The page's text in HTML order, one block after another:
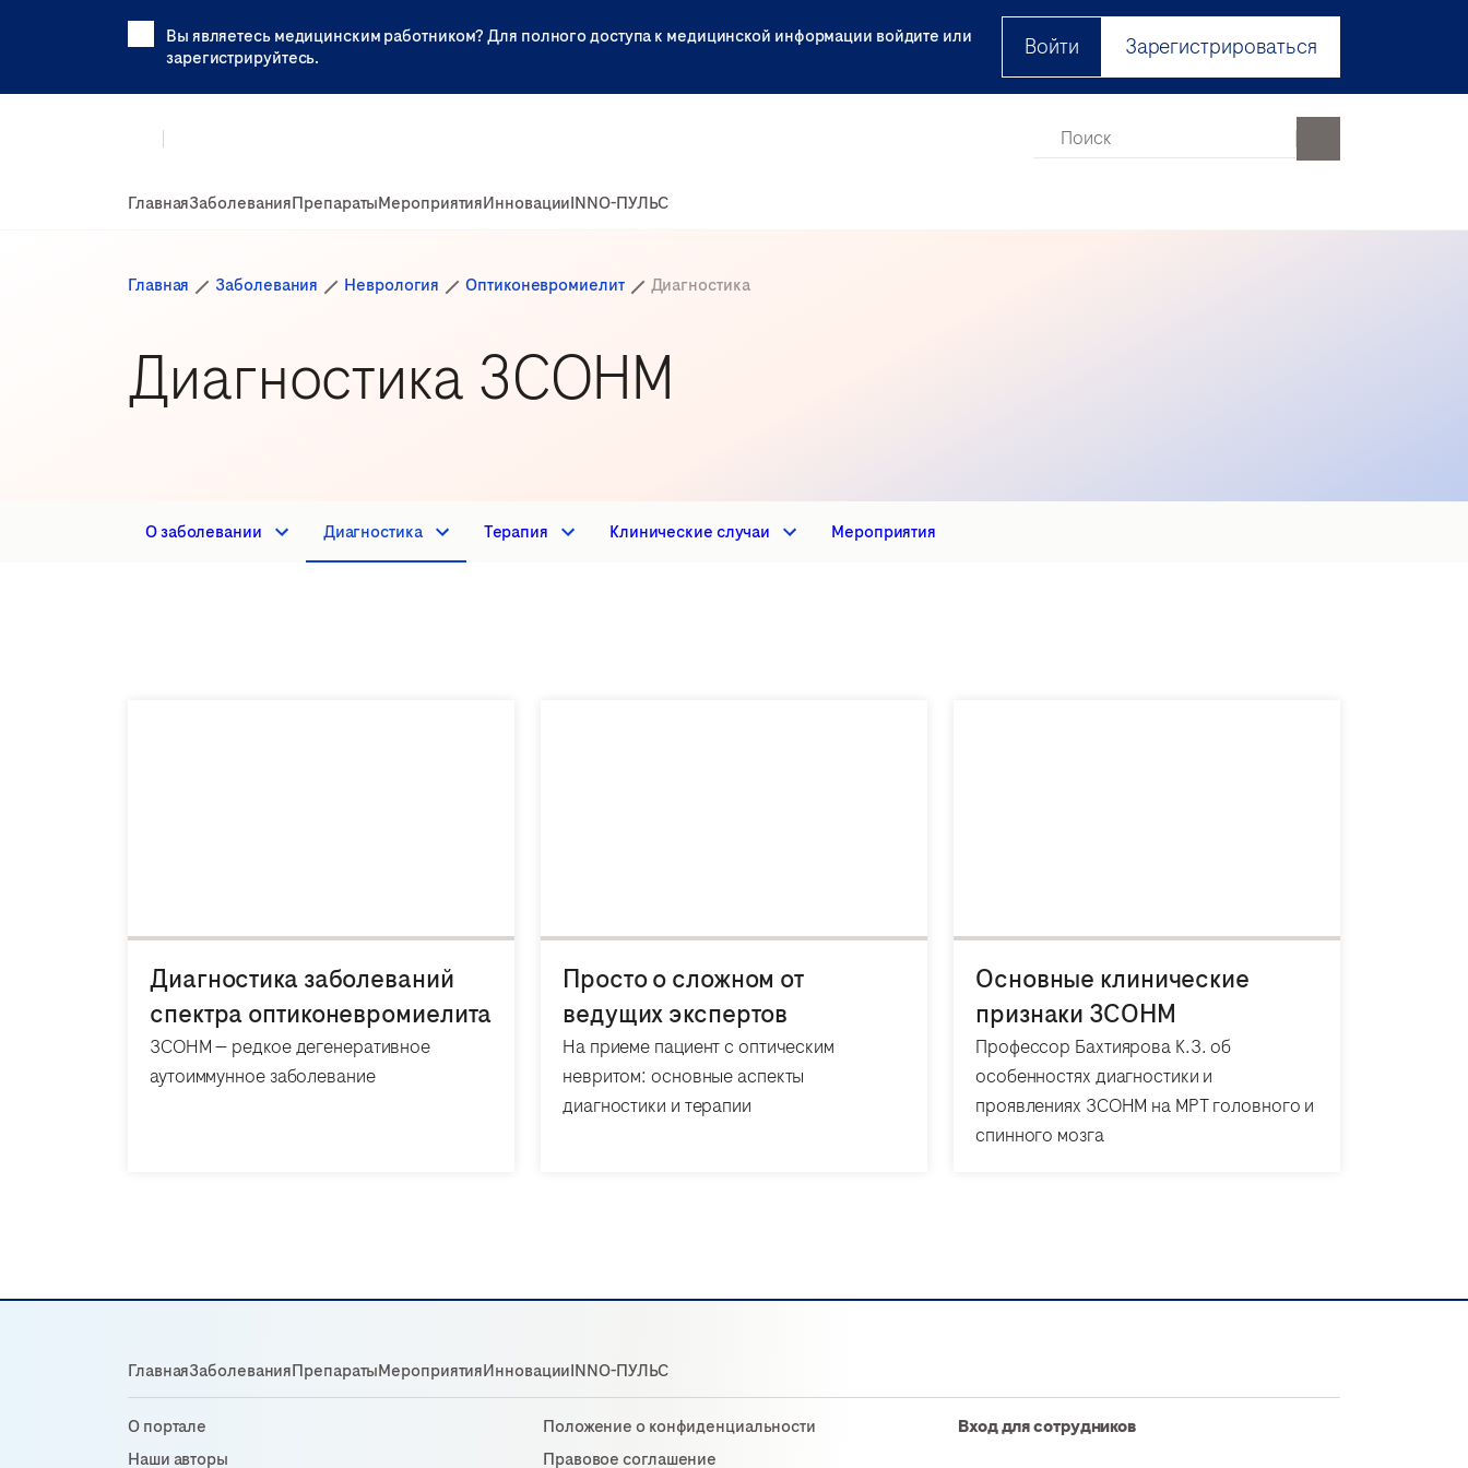
Вы являетесь медицинским работником? Для полного доступа к медицинской информации войдите или
зарегистрируйтесь.
Войти Зарегистрироваться
ГлавнаяЗаболеванияПрепаратыМероприятияИнновацииINNO-ПУЛЬС
Главная Заболевания Неврология Оптиконевромиелит Диагностика
Диагностика ЗСОНМ
О заболевании Диагностика Терапия Клинические случаи Мероприятия
Диагностика заболеваний
спектра оптиконевромиелита
ЗСОНМ — редкое дегенеративное
аутоиммунное заболевание
Просто о сложном от
ведущих экспертов
На приеме пациент с оптическим
невритом: основные аспекты
диагностики и терапии
Основные клинические
признаки ЗСОНМ
Профессор Бахтиярова К.З. об
особенностях диагностики и
проявлениях ЗСОНМ на МРТ головного и
спинного мозга
ГлавнаяЗаболеванияПрепаратыМероприятияИнновацииINNO-ПУЛЬС
О портале
Наши авторы
Положение о конфиденциальности
Правовое соглашение
Вход для сотрудников